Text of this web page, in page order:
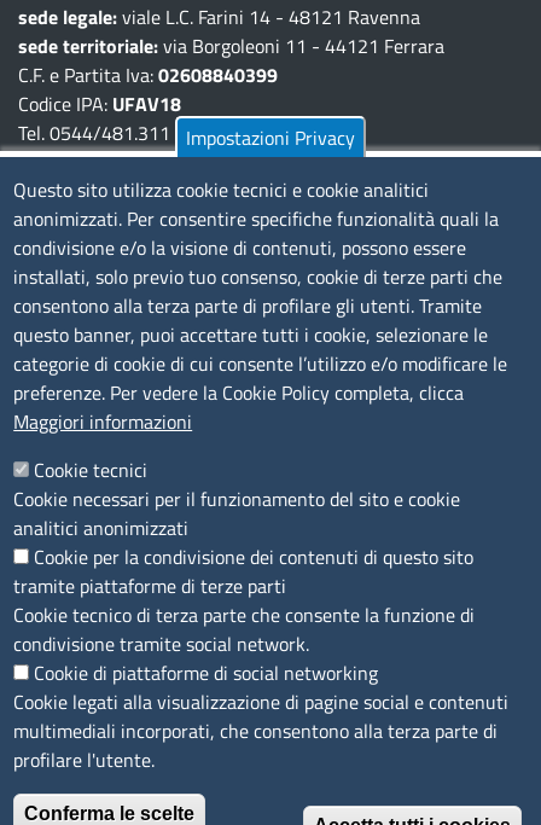
sede legale:viale L.C. Farini 14 - 48121 Ravenna
sede territoriale:via Borgoleoni 11 - 44121 Ferrara
C.F. e Partita Iva:02608840399
Codice IPA: UFAV18
Tel. 0544/481.311 - 0532/783.711
Pec:cciaa@pec.fera.camcom.it
Amministrazione Trasparente
Bandi di gara
Bilanci
Concorsi e selezioni
Procedimenti
Provvedimenti
Seguici su
Sito web
Accesso riservato
Mappa del sito
Menù privacy
Cookie Note legali
Privacy
Dichiarazione di Accessibilità
Impostazioni Privacy
Questo sito utilizza cookie tecnici e cookie analitici
anonimizzati. Per consentire specifiche funzionalità quali la
condivisione e/o la visione di contenuti, possono essere
installati, solo previo tuo consenso, cookie di terze parti che
consentono alla terza parte di profilare gli utenti. Tramite
questo banner, puoi accettare tutti i cookie, selezionare le
categorie di cookie di cui consente l’utilizzo e/o modificare le
preferenze. Per vedere la Cookie Policy completa, clicca
Maggiori informazioni
Cookie tecnici
Cookie necessari per il funzionamento del sito e cookie
analitici anonimizzati
Cookie per la condivisione dei contenuti di questo sito
tramite piattaforme di terze parti
Cookie tecnico di terza parte che consente la funzione di
condivisione tramite social network.
Cookie di piattaforme di social networking
Cookie legati alla visualizzazione di pagine social e contenuti
multimediali incorporati, che consentono alla terza parte di
profilare l'utente.
Conferma le scelte